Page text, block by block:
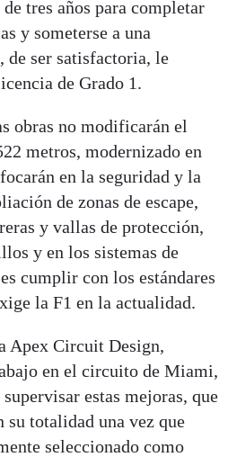
tres años para completar
y someterse a una
de ser satisfactoria, le
de Grado 1.
obras no modificarán el
metros, modernizado en
en la seguridad y la
de zonas de escape,
y vallas de protección,
y en los sistemas de
cumplir con los estándares
la F1 en la actualidad.
Apex Circuit Design,
en el circuito de Miami,
estas mejoras, que
su totalidad una vez que
seleccionado como